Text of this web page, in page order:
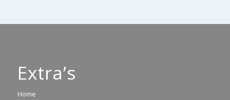
Extra’s
Home